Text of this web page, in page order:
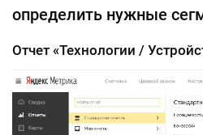
определить нужные
Отчет «Технологии /